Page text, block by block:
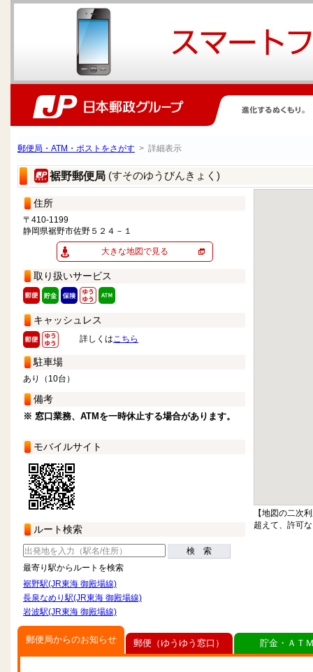
郵便局・ATM・ポストをさがす > 詳細表示
裾野郵便局 (すそのゆうびんきょく)
住所
〒410-1199
静岡県裾野市佐野５２４－１
大きな地図で見る
取り扱いサービス
キャッシュレス
詳しくはこちら
駐車場
あり（10台）
備考
※ 窓口業務、ATMを一時休止する場合があります。
モバイルサイト
ルート検索
検 索
最寄り駅からルートを検索
裾野駅(JR東海 御殿場線)
長泉なめり駅(JR東海 御殿場線)
岩波駅(JR東海 御殿場線)
【地図の二次
超えて、許可
郵便局からのお知らせ 郵便（ゆうゆう窓口） 貯金・ＡＴ